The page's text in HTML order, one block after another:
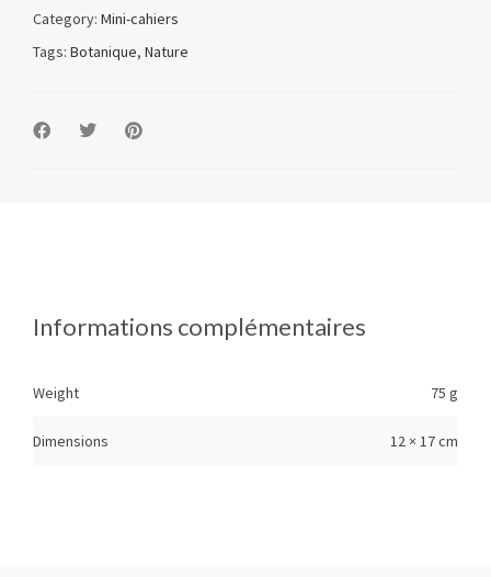
Category: Mini-cahiers
Tags: Botanique, Nature
Informations complémentaires
Weight 75 g
Dimensions 12 × 17 cm